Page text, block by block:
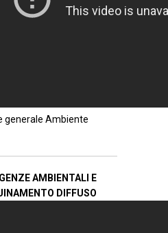
generale Ambiente
AMBIENTALI E
DIFFUSO